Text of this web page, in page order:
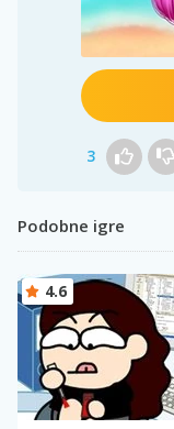
3
Podobne igre
4.6